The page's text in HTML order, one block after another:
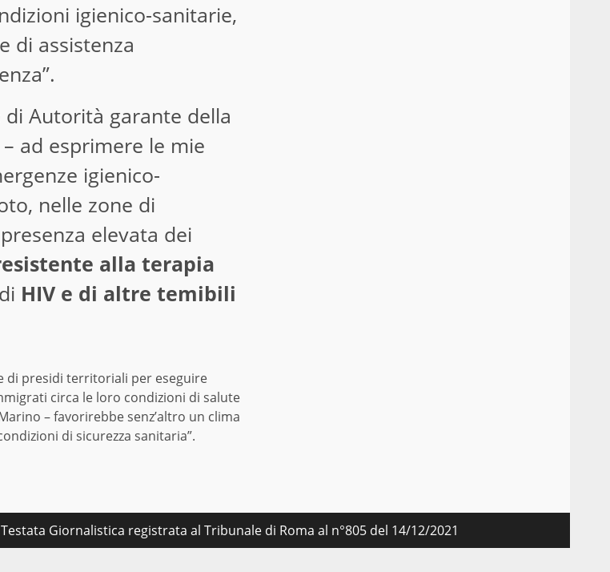
igienico-sanitarie,
di assistenza
Autorità garante della
ad esprimere le mie
igienico-
nelle zone di
elevata dei
alla terapia
HIV e di altre temibili
di presidi territoriali per eseguire
circa le loro condizioni di salute
– favorirebbe senz’altro un clima
di sicurezza sanitaria”.
Giornalistica registrata al Tribunale di Roma al n°805 del 14/12/2021